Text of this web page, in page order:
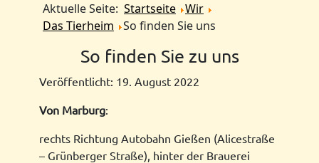
Aktuelle Seite: Startseite Wir
Das Tierheim
So finden Sie uns
So finden Sie zu uns
Veröffentlicht: 19. August 2022
Von Marburg:
rechts Richtung Autobahn Gießen (Alicestraße
– Grünberger Straße), hinter der Brauerei